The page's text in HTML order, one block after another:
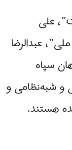
علی
عبدالرضا
سپاه
و شبه‌نظامی و
هستند.